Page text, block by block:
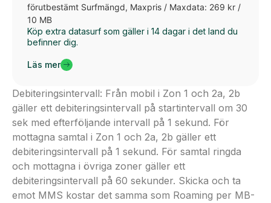
förutbestämt Surfmängd, Maxpris / Maxdata: 269 kr /
10 MB
Köp extra datasurf som gäller i 14 dagar i det land du
befinner dig.
Läs mer
Debiteringsintervall: Från mobil i Zon 1 och 2a, 2b
gäller ett debiteringsintervall på startintervall om 30
sek med efterföljande intervall på 1 sekund. För
mottagna samtal i Zon 1 och 2a, 2b gäller ett
debiteringsintervall på 1 sekund. För samtal ringda
och mottagna i övriga zoner gäller ett
debiteringsintervall på 60 sekunder. Skicka och ta
emot MMS kostar det samma som Roaming per MB-